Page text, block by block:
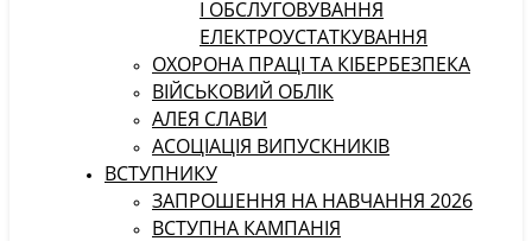
І ОБСЛУГОВУВАННЯ
ЕЛЕКТРОУСТАТКУВАННЯ
ОХОРОНА ПРАЦІ ТА КІБЕРБЕЗПЕКА
ВІЙСЬКОВИЙ ОБЛІК
АЛЕЯ СЛАВИ
АСОЦІАЦІЯ ВИПУСКНИКІВ
ВСТУПНИКУ
ЗАПРОШЕННЯ НА НАВЧАННЯ 2026
ВСТУПНА КАМПАНІЯ